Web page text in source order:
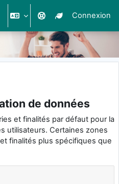
désactiver la saisie de
Connexion
de données
et finalités par défaut pour la
utilisateurs. Certaines zones
finalités plus spécifiques que